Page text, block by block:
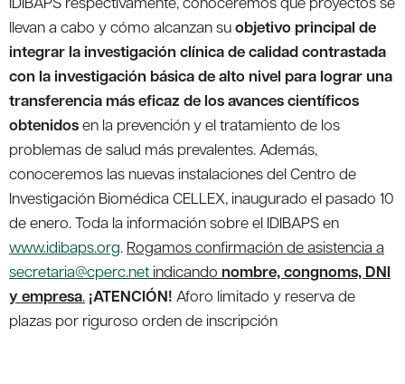
llevan a cabo y cómo alcanzan suobjetivo principal de
integrar la investigación clínica de calidad contrastada
con la investigación básica de alto nivel para lograr una
transferencia más eficaz de los avances científicos
obtenidosen la prevención y el tratamiento de los
problemas de salud más prevalentes. Además,
conoceremos las nuevas instalaciones del Centro de
Investigación Biomédica CELLEX, inaugurado el pasado 10
de enero. Toda la información sobre el IDIBAPS en
www.idibaps.org. Rogamos confirmación de asistencia a
secretaria@cperc.net indicando nombre, congnoms, DNI
y empresa. ¡ATENCIÓN! Aforo limitado y reserva de
plazas por riguroso orden de inscripción